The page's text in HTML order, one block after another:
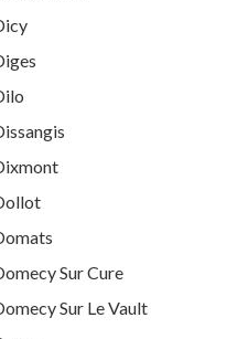
Sur Cure
Sur Le Vault